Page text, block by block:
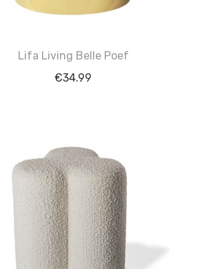
Lifa Living Belle Poef
€34.99